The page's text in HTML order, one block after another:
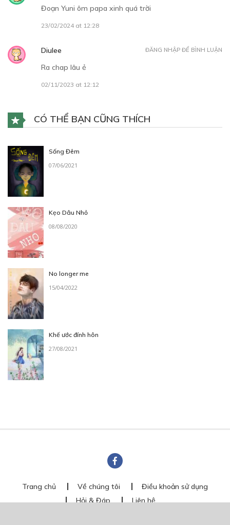
Đoạn Yuni ôm papa xinh quá trời
23/02/2024 at 12:28
Diulee
Ra chap lâu ẻ
02/11/2023 at 12:12
ĐĂNG NHẬP ĐỂ BÌNH LUẬN
CÓ THỂ BẠN CŨNG THÍCH
Sống Đêm
07/06/2021
Kẹo Dâu Nhỏ
08/08/2020
No longer me
15/04/2022
Khế ước đính hôn
27/08/2021
Trang chủ Về chúng tôi
Điều khoản sử dụng
Hỏi & Đáp
Liên hệ